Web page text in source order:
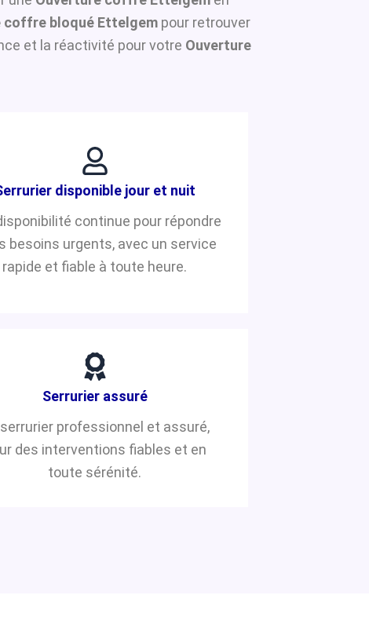
coffre bloqué Ettelgem pour retrouver
et la réactivité pour votre Ouverture
disponible jour et nuit
continue pour répondre
besoins urgents, avec un service
rapide et fiable à toute heure.
Serrurier assuré
serrurier professionnel et assuré,
des interventions fiables et en
toute sérénité.